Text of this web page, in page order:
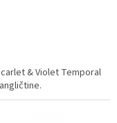
& Violet Temporal